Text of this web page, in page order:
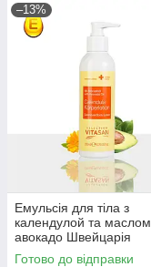
–13%
Емульсія для тіла з
календулой та маслом
авокадо Швейцарія
Готово до відправки